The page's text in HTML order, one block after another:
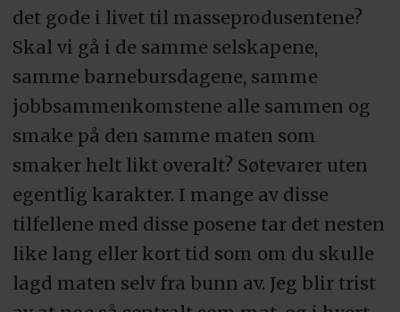
det gode i livet til masseprodusentene?
Skal vi gå i de samme selskapene,
samme barnebursdagene, samme
jobbsammenkomstene alle sammen og
smake på den samme maten som
smaker helt likt overalt? Søtevarer uten
egentlig karakter. I mange av disse
tilfellene med disse posene tar det nesten
like lang eller kort tid som om du skulle
lagd maten selv fra bunn av. Jeg blir trist